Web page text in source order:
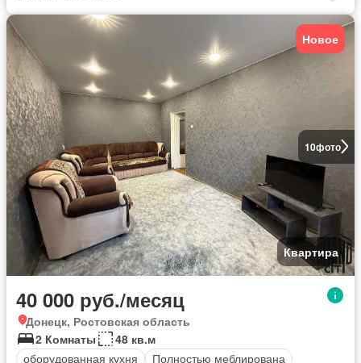
10фото
Новое
Квартира
40 000 руб./месяц
Донецк, Ростовская область
2 Комнаты
48 кв.м
оборудованная кухня
Полностью меблирована